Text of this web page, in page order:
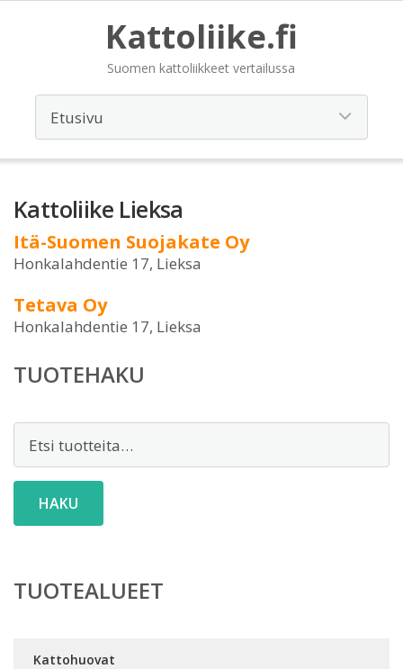
Kattoliike.fi
Suomen kattoliikkeet vertailussa
Kattoliike Lieksa
Itä-Suomen Suojakate Oy
Honkalahdentie 17, Lieksa
Tetava Oy
Honkalahdentie 17, Lieksa
TUOTEHAKU
HAKU
TUOTEALUEET
Kattohuovat